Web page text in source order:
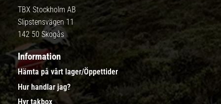
TBX Stockholm AB
Slipstensvägen 11
142 50 Skogås
Information
Hämta på vårt lager/Öppettider
Hur handlar jag?
Hyr takbox